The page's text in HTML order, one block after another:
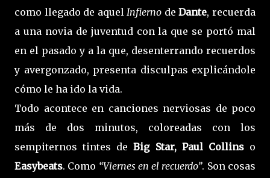
como llegado de aquel Infierno deDante, recuerda
a una novia de juventud con la que se portó mal
en el pasado y a la que, desenterrando recuerdos
y avergonzado, presenta disculpas explicándole
cómo le ha ido la vida.
Todo acontece en canciones nerviosas de poco
más de dos minutos, coloreadas con los
sempiternos tintes deBig Star, Paul Collins o
Easybeats. Como “Viernes en el recuerdo”. Son cosas